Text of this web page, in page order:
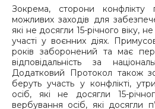
Зокрема, сторони конфлікту
можливих заходів для
які не досягли 15-річного віку,
участі у воєнних діях.
років заборонений та має
відповідальність за
Додатковий Протокол також
беруть участь у конфлікті,
осіб, які не досягли 15-
вербування осіб, які досягли